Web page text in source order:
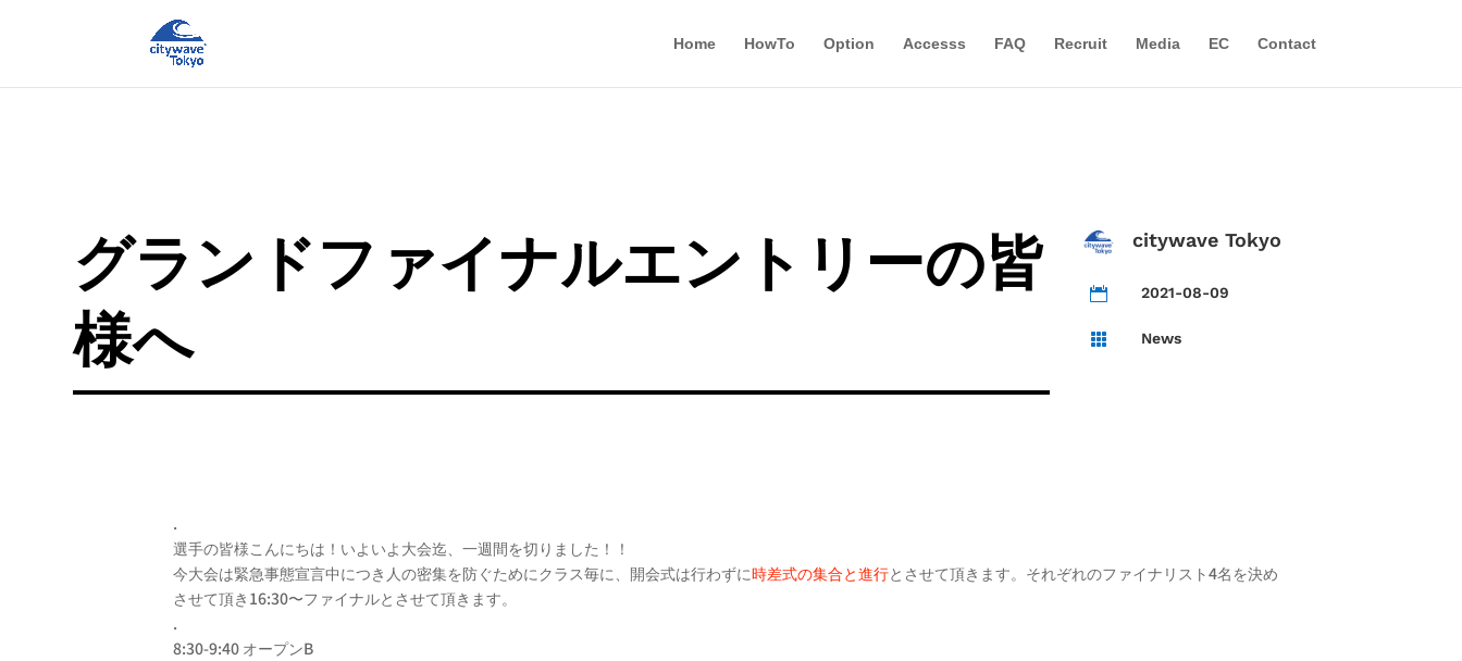
Home HowTo Option Accesss FAQ Recruit Media EC Contact
グランドファイナルエントリーの皆
様へ
citywave Tokyo
 2021-08-09
 News
.
選手の皆様こんにちは！いよいよ大会迄、一週間を切りました！！
今大会は緊急事態宣言中につき人の密集を防ぐためにクラス毎に、開会式は行わずに時差式の集合と進行とさせて頂きます。それぞれのファイナリスト4名を決め
させて頂き16:30〜ファイナルとさせて頂きます。
.
8:30-9:40 オープンB